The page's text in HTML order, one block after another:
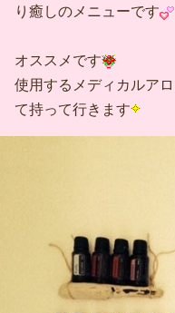
り癒しのメニューです
オススメです
使用するメディカルア
て持って行きます